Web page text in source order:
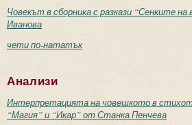
Човекът в сборника с разкази “Сенките
Иванова
чети по-нататък
Анализи
Интерпретацията на човешкото в
“Магия” и “Икар” от Станка Пенчева